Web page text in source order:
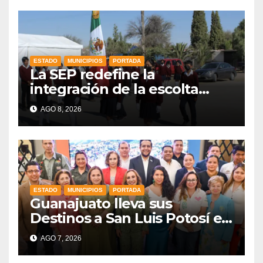
ESTADO MUNICIPIOS PORTADA
La SEP redefine la
integración de la escolta
escolar prioritando la
inclusión
AGO 8, 2026
ESTADO MUNICIPIOS PORTADA
Guanajuato lleva sus
Destinos a San Luis Potosí en
vísperas de la FENAPO
AGO 7, 2026